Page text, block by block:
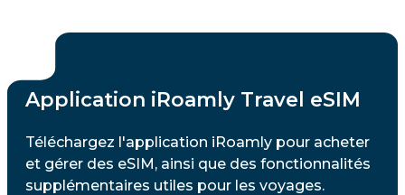
Application iRoamly Travel eSIM
Téléchargez l'application iRoamly pour acheter
et gérer des eSIM, ainsi que des fonctionnalités
supplémentaires utiles pour les voyages.